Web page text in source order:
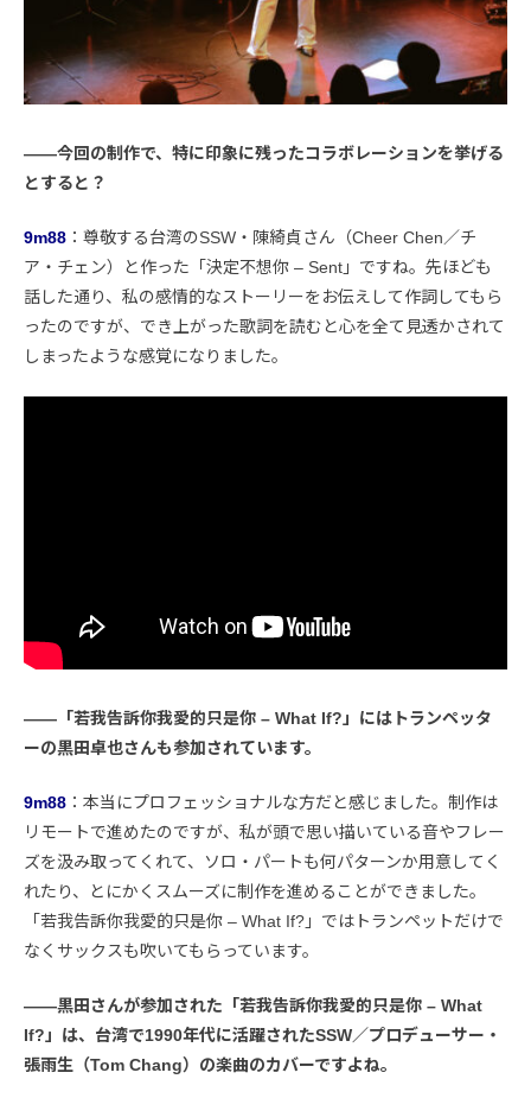
――今回の制作で、特に印象に残ったコラボレーションを挙げる
とすると？
9m88 ：尊敬する台湾のSSW・陳綺貞さん（Cheer Chen／チ
ア・チェン）と作った「決定不想你 – Sent」ですね。先ほども
話した通り、私の感情的なストーリーをお伝えして作詞してもら
ったのですが、でき上がった歌詞を読むと心を全て見透かされて
しまったような感覚になりました。
――「若我告訴你我愛的只是你 – What If?」にはトランペッタ
ーの黒田卓也さんも参加されています。
9m88 ：本当にプロフェッショナルな方だと感じました。制作は
リモートで進めたのですが、私が頭で思い描いている音やフレー
ズを汲み取ってくれて、ソロ・パートも何パターンか用意してく
れたり、とにかくスムーズに制作を進めることができました。
「若我告訴你我愛的只是你 – What If?」ではトランペットだけで
なくサックスも吹いてもらっています。
――黒田さんが参加された「若我告訴你我愛的只是你 – What
If?」は、台湾で1990年代に活躍されたSSW／プロデューサー・
張雨生（Tom Chang）の楽曲のカバーですよね。